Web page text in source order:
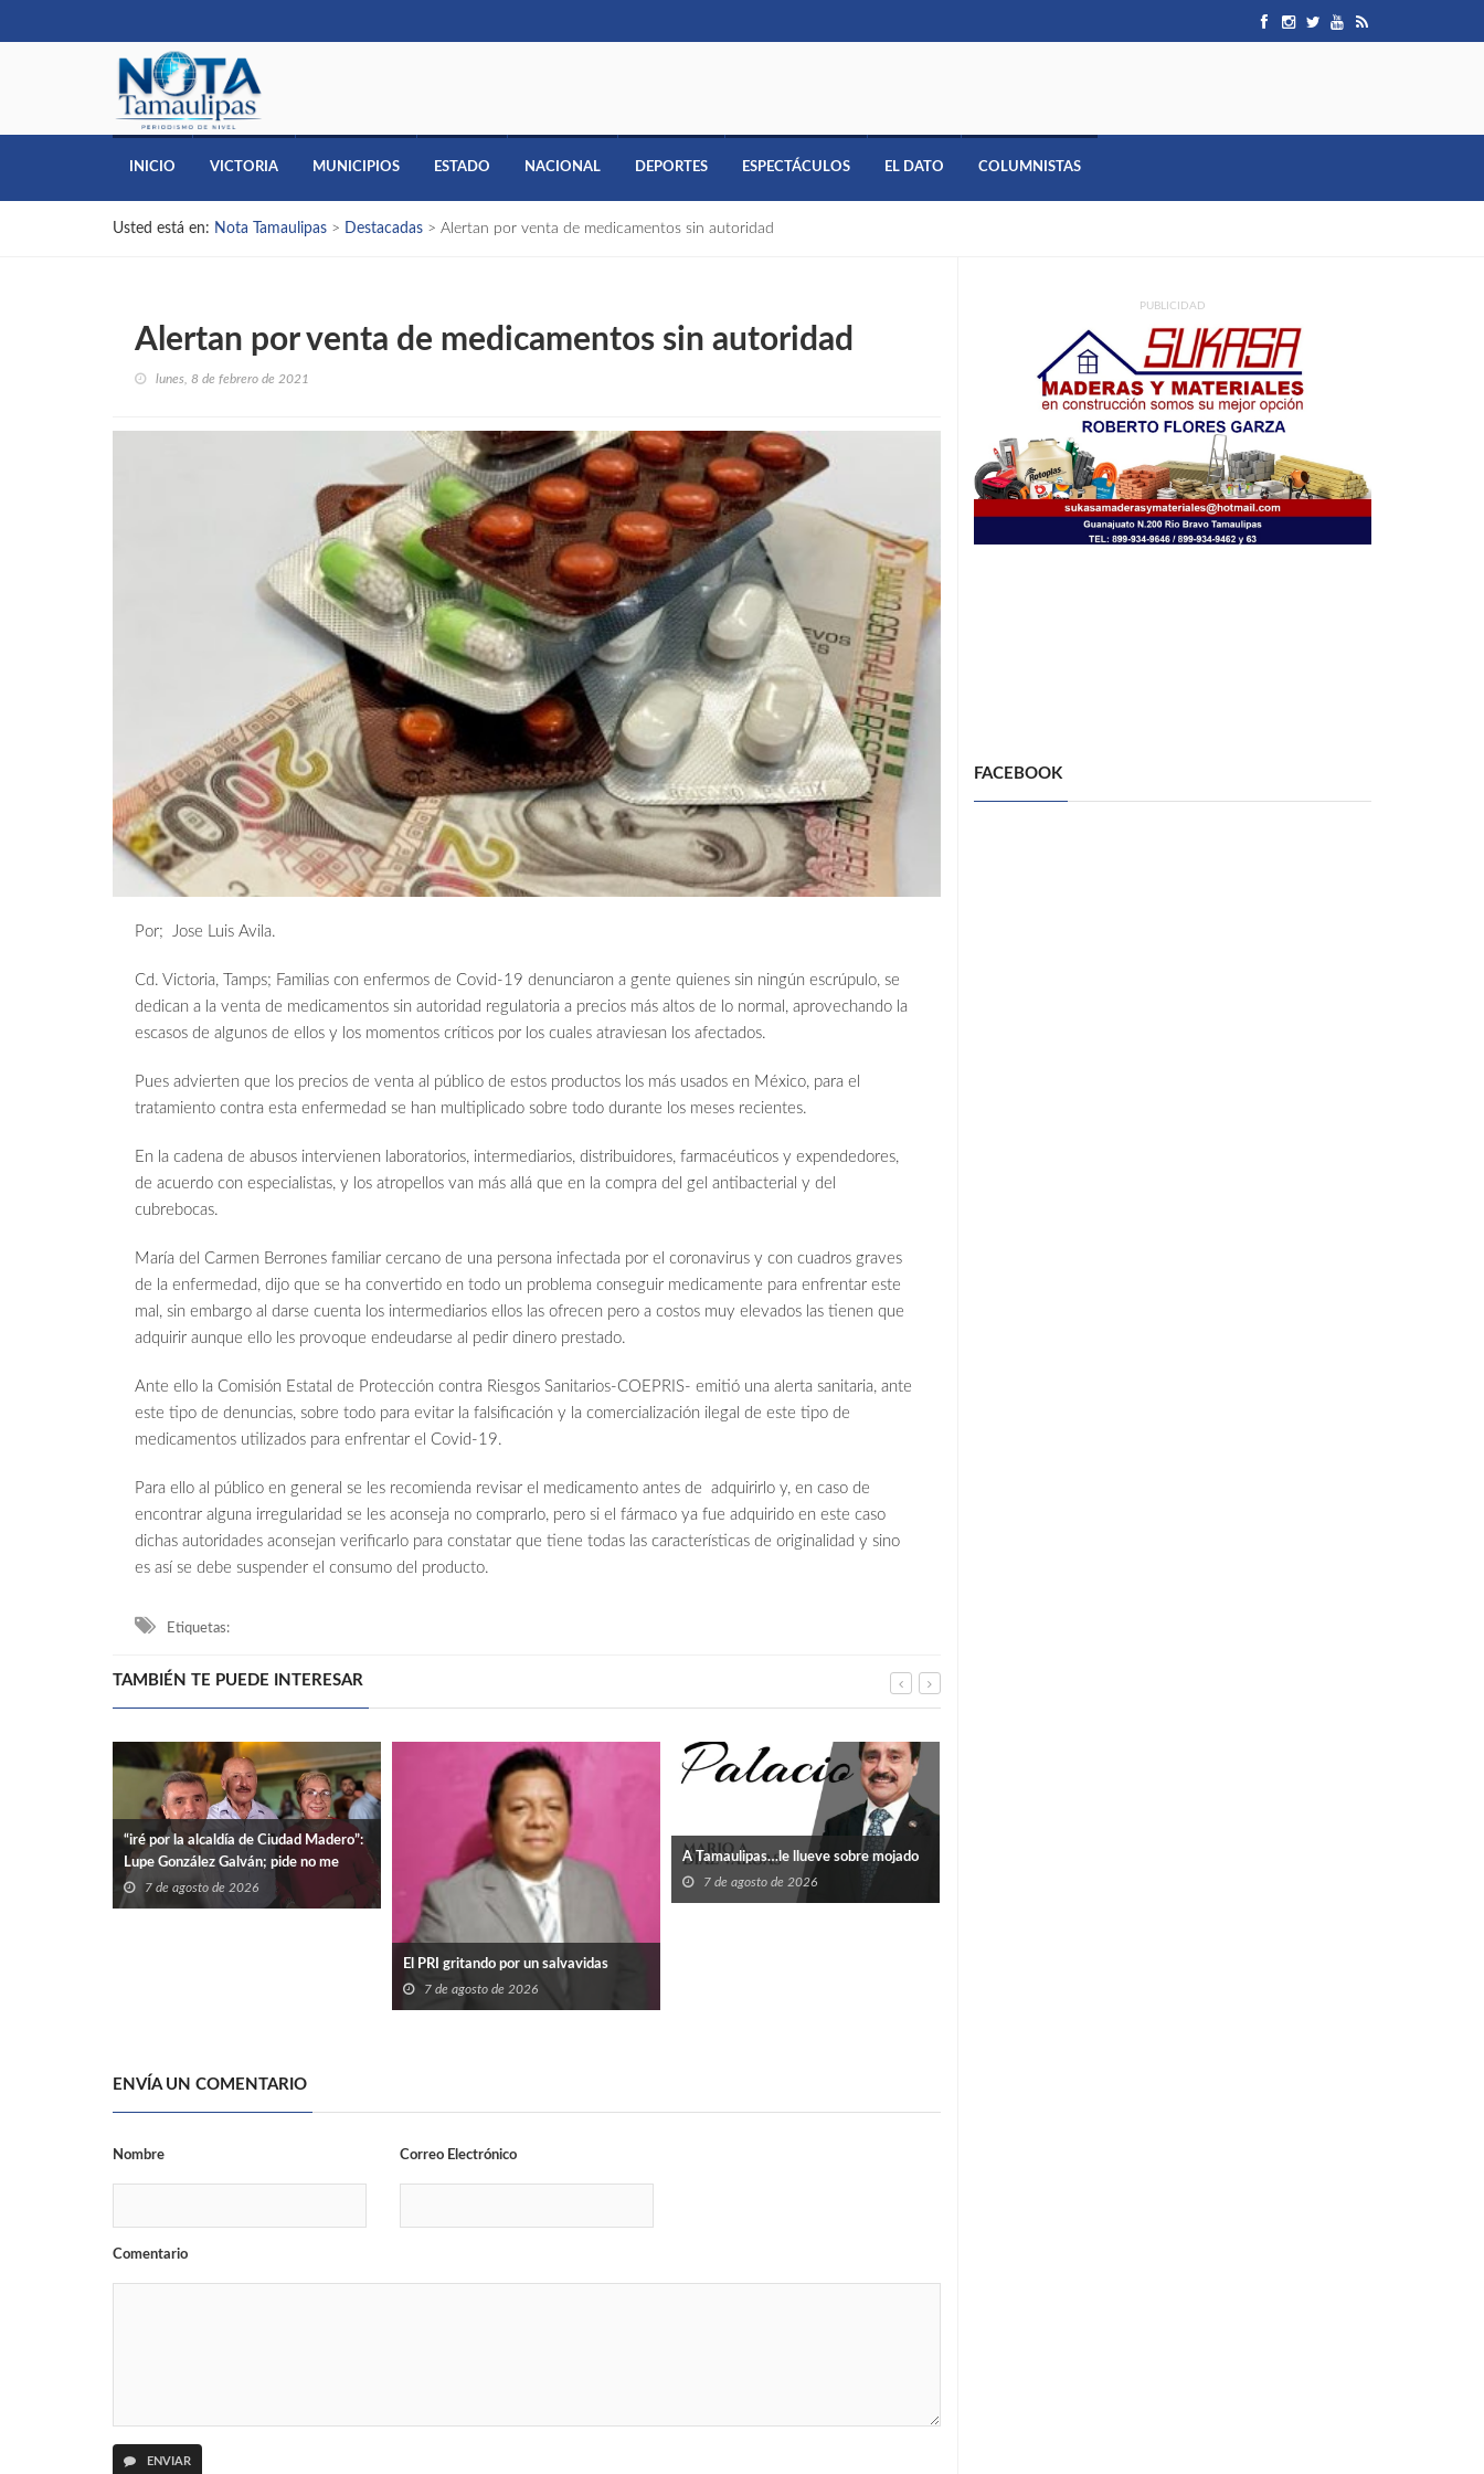
INICIO VICTORIA MUNICIPIOS ESTADO NACIONAL DEPORTES ESPECTÁCULOS EL DATO COLUMNISTAS
Usted está en: Nota Tamaulipas > Destacadas > Alertan por venta de medicamentos sin autoridad
Alertan por venta de medicamentos sin autoridad
lunes, 8 de febrero de 2021
Por; Jose Luis Avila.
Cd. Victoria, Tamps; Familias con enfermos de Covid-19 denunciaron a gente quienes sin ningún escrúpulo, se
dedican a la venta de medicamentos sin autoridad regulatoria a precios más altos de lo normal, aprovechando la
escasos de algunos de ellos y los momentos críticos por los cuales atraviesan los afectados.
Pues advierten que los precios de venta al público de estos productos los más usados en México, para el
tratamiento contra esta enfermedad se han multiplicado sobre todo durante los meses recientes.
En la cadena de abusos intervienen laboratorios, intermediarios, distribuidores, farmacéuticos y expendedores,
de acuerdo con especialistas, y los atropellos van más allá que en la compra del gel antibacterial y del
cubrebocas.
María del Carmen Berrones familiar cercano de una persona infectada por el coronavirus y con cuadros graves
de la enfermedad, dijo que se ha convertido en todo un problema conseguir medicamente para enfrentar este
mal, sin embargo al darse cuenta los intermediarios ellos las ofrecen pero a costos muy elevados las tienen que
adquirir aunque ello les provoque endeudarse al pedir dinero prestado.
Ante ello la Comisión Estatal de Protección contra Riesgos Sanitarios-COEPRIS- emitió una alerta sanitaria, ante
este tipo de denuncias, sobre todo para evitar la falsificación y la comercialización ilegal de este tipo de
medicamentos utilizados para enfrentar el Covid-19.
Para ello al público en general se les recomienda revisar el medicamento antes de adquirirlo y, en caso de
encontrar alguna irregularidad se les aconseja no comprarlo, pero si el fármaco ya fue adquirido en este caso
dichas autoridades aconsejan verificarlo para constatar que tiene todas las características de originalidad y sino
es así se debe suspender el consumo del producto.
Etiquetas:
TAMBIÉN TE PUEDE INTERESAR
“iré por la alcaldía de Ciudad Madero”:
Lupe González Galván; pide no me
dejen solo.
7 de agosto de 2026
El PRI gritando por un salvavidas
7 de agosto de 2026
A Tamaulipas…le llueve sobre mojado
7 de agosto de 2026
ENVÍA UN COMENTARIO
Nombre Correo Electrónico
Comentario
ENVIAR
PUBLICIDAD
FACEBOOK